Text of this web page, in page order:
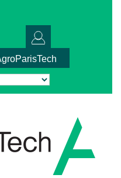
Translate